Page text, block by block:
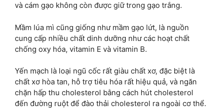
và cám gạo không còn được giữ trong gạo trắng.
Mầm lúa mì cũng giống như mầm gạo lứt, là nguồn
cung cấp nhiều chất dinh dưỡng như các hoạt chất
chống oxy hóa, vitamin E và vitamin B.
Yến mạch là loại ngũ cốc rất giàu chất xơ, đặc biệt là
chất xơ hòa tan, hỗ trợ tiêu hóa rất hiệu quả, và ngăn
chặn hấp thu cholesterol bằng cách hút cholesterol
đến đường ruột để đào thải cholesterol ra ngoài cơ thể.